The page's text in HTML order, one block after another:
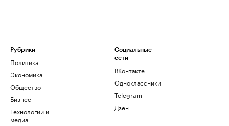
Рубрики
Политика
Экономика
Общество
Бизнес
Технологии и
медиа
Социальные
сети
ВКонтакте
Одноклассники
Telegram
Дзен